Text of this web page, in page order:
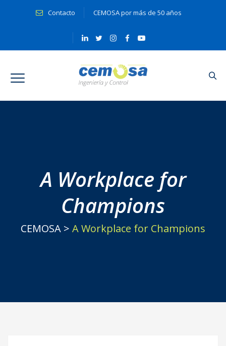
Contacto CEMOSA por más de 50 años
A Workplace for
Champions
CEMOSA > A Workplace for Champions